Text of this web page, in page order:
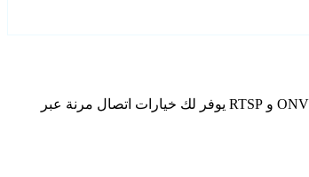
قم بتكوين Ikegami كاميرات IP الخاصة بك باستخدام Agent DVR. يتضمن برنامج المراقبة المجاني الخاص بنا معالج إعداد مخصص لطرز Ikegami، وتوافق ONVIF و RTSP يوفر لك خيارات اتصال مرنة عبر